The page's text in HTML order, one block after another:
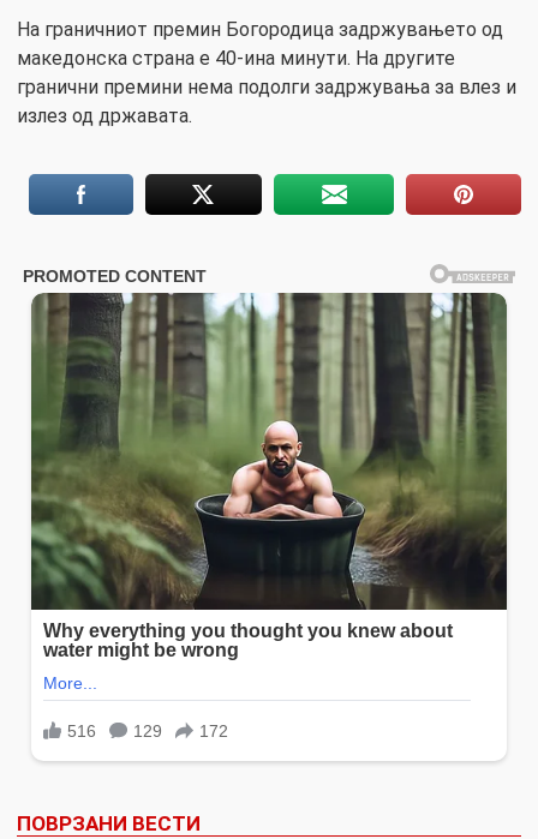
На граничниот премин Богородица задржувањето од
македонска страна е 40-ина минути. На другите
гранични премини нема подолги задржувања за влез и
излез од државата.
ПОВРЗАНИ ВЕСТИ